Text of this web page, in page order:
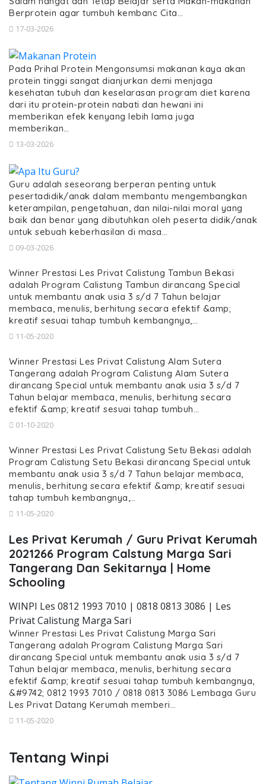
Berprotein agar tumbuh kembanc Cita…
17-03-2026
Pada Prihal Protein Mengonsumsi makanan kaya akan
protein tinggi sangat dianjurkan demi menjaga
kesehatan tubuh dan keselarasan program diet karena
dari itu protein-protein nabati dan hewani ini
memberikan efek kenyang lebih lama juga
memberikan…
13-03-2026
Guru adalah seseorang berperan penting untuk
pesertadidik/anak dalam membantu mengembangkan
keterampilan, pengetahuan, dan nilai-nilai moral yang
baik dan benar yang dibutuhkan oleh peserta didik/anak
untuk sebuah keberhasilan di masa…
09-03-2026
Winner Prestasi Les Privat Calistung Tambun Bekasi
adalah Program Calistung Tambun dirancang Special
untuk membantu anak usia 3 s/d 7 Tahun belajar
membaca, menulis, berhitung secara efektif &amp;
kreatif sesuai tahap tumbuh kembangnya,…
11-05-2020
Winner Prestasi Les Privat Calistung Alam Sutera
Tangerang adalah Program Calistung Alam Sutera
dirancang Special untuk membantu anak usia 3 s/d 7
Tahun belajar membaca, menulis, berhitung secara
efektif &amp; kreatif sesuai tahap tumbuh…
01-10-2020
Winner Prestasi Les Privat Calistung Setu Bekasi adalah
Program Calistung Setu Bekasi dirancang Special untuk
membantu anak usia 3 s/d 7 Tahun belajar membaca,
menulis, berhitung secara efektif &amp; kreatif sesuai
tahap tumbuh kembangnya,…
11-05-2020
Les Privat Kerumah / Guru Privat Kerumah
2021266 Program Calstung Marga Sari
Tangerang Dan Sekitarnya | Home
Schooling
WINPI Les 0812 1993 7010 | 0818 0813 3086 | Les
Privat Calistung Marga Sari
Winner Prestasi Les Privat Calistung Marga Sari
Tangerang adalah Program Calistung Marga Sari
dirancang Special untuk membantu anak usia 3 s/d 7
Tahun belajar membaca, menulis, berhitung secara
efektif &amp; kreatif sesuai tahap tumbuh kembangnya,
&#9742; 0812 1993 7010 / 0818 0813 3086 Lembaga Guru
Les Privat Datang Kerumah memberi…
11-05-2020
Tentang Winpi